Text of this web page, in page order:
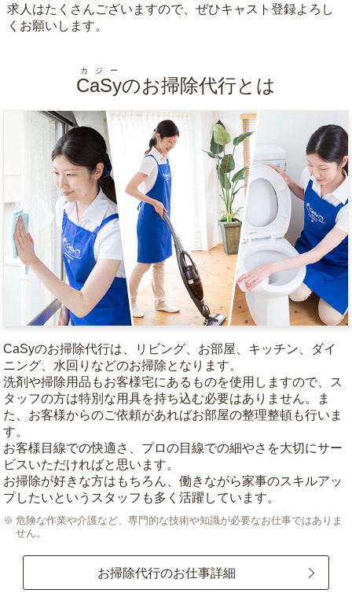
求人はたくさんございますので、ぜひキャスト登録よろし
くお願いします。
CaSy
カジー
のお掃除代行とは
CaSyのお掃除代行は、リビング、お部屋、キッチン、ダイ
ニング、水回りなどのお掃除となります。
洗剤や掃除用品もお客様宅にあるものを使用しますので、ス
タッフの方は特別な用具を持ち込む必要はありません。ま
た、お客様からのご依頼があればお部屋の整理整頓も行いま
す。
お客様目線での快適さ、プロの目線での細やさを大切にサー
ビスいただければと思います。
お掃除が好きな方はもちろん、働きながら家事のスキルアッ
プしたいというスタッフも多く活躍しています。
危険な作業や介護など、専門的な技術や知識が必要なお仕事ではありま
せん。
お掃除代行のお仕事詳細